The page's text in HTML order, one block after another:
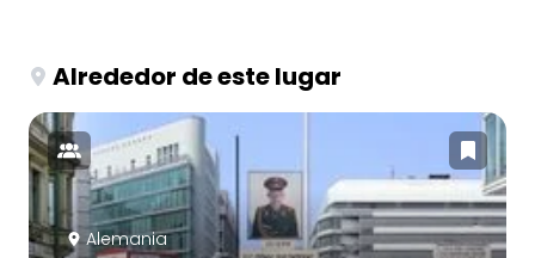
Alrededor de este lugar
Alemania